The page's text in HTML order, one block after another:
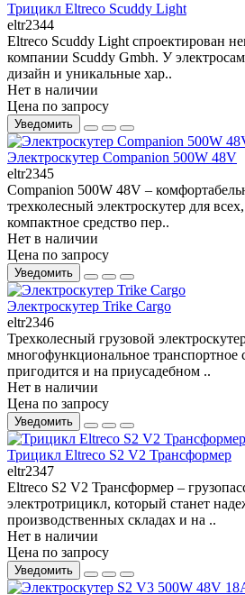
Трицикл Eltreco Scuddy Light
eltr2344
Eltreco Scuddy Light спроектирован
компании Scuddy Gmbh. У
дизайн и уникальные хар..
Нет в наличии
Цена по запросу
Уведомить
Электроскутер Companion 500W 48V
eltr2345
Companion 500W 48V –
трехколесный электроскутер для
компактное средство пер..
Нет в наличии
Цена по запросу
Уведомить
Электроскутер Trike Cargo
eltr2346
Трехколесный грузовой
многофункциональное транспортное
пригодится и на приусадебном ..
Нет в наличии
Цена по запросу
Уведомить
Трицикл Eltreco S2 V2 Трансформер
eltr2347
Eltreco S2 V2 Трансформер –
электротрицикл, который станет
производственных складах и на ..
Нет в наличии
Цена по запросу
Уведомить